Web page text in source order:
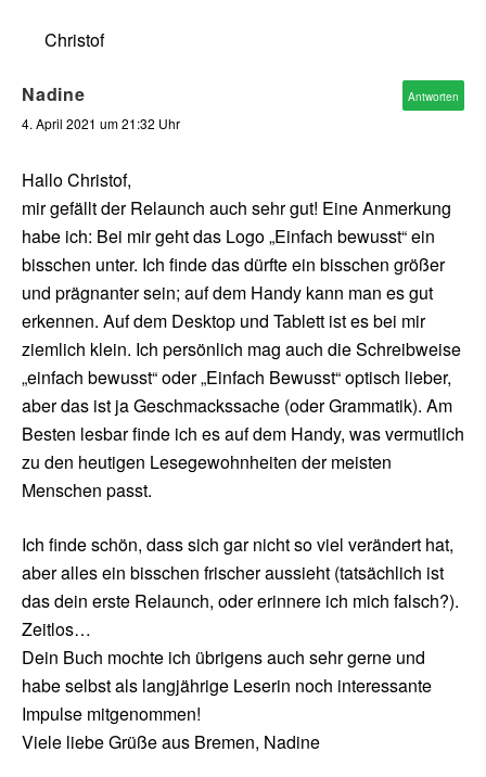
Christof
Nadine
4. April 2021 um 21:32 Uhr
Hallo Christof,
mir gefällt der Relaunch auch sehr gut! Eine Anmerkung
habe ich: Bei mir geht das Logo „Einfach bewusst“ ein
bisschen unter. Ich finde das dürfte ein bisschen größer
und prägnanter sein; auf dem Handy kann man es gut
erkennen. Auf dem Desktop und Tablett ist es bei mir
ziemlich klein. Ich persönlich mag auch die Schreibweise
„einfach bewusst“ oder „Einfach Bewusst“ optisch lieber,
aber das ist ja Geschmackssache (oder Grammatik). Am
Besten lesbar finde ich es auf dem Handy, was vermutlich
zu den heutigen Lesegewohnheiten der meisten
Menschen passt.
Ich finde schön, dass sich gar nicht so viel verändert hat,
aber alles ein bisschen frischer aussieht (tatsächlich ist
das dein erste Relaunch, oder erinnere ich mich falsch?).
Zeitlos…
Dein Buch mochte ich übrigens auch sehr gerne und
habe selbst als langjährige Leserin noch interessante
Impulse mitgenommen!
Viele liebe Grüße aus Bremen, Nadine
Antworten